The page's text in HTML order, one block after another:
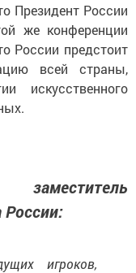
Президент России
же конференции
России предстоит
всей страны,
искусственного
России:
игроков,